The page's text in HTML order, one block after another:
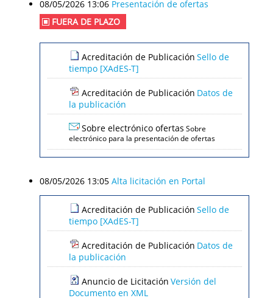
08/05/2026 13:06 Presentación de ofertas
FUERA DE PLAZO
Acreditación de Publicación Sello de
tiempo [XAdES-T]
Acreditación de Publicación Datos de
la publicación
Sobre electrónico ofertas Sobre
electrónico para la presentación de ofertas
08/05/2026 13:05 Alta licitación en Portal
Acreditación de Publicación Sello de
tiempo [XAdES-T]
Acreditación de Publicación Datos de
la publicación
Anuncio de Licitación Versión del
Documento en XML